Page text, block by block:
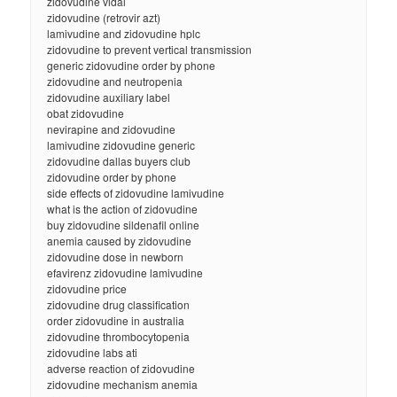
zidovudine (retrovir azt)
lamivudine and zidovudine hplc
zidovudine to prevent vertical transmission
generic zidovudine order by phone
zidovudine and neutropenia
zidovudine auxiliary label
obat zidovudine
nevirapine and zidovudine
lamivudine zidovudine generic
zidovudine dallas buyers club
zidovudine order by phone
side effects of zidovudine lamivudine
what is the action of zidovudine
buy zidovudine sildenafil online
anemia caused by zidovudine
zidovudine dose in newborn
efavirenz zidovudine lamivudine
zidovudine price
zidovudine drug classification
order zidovudine in australia
zidovudine thrombocytopenia
zidovudine labs ati
adverse reaction of zidovudine
zidovudine mechanism anemia